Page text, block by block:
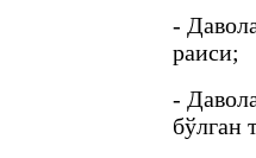
-
раиси;
-
бўлган